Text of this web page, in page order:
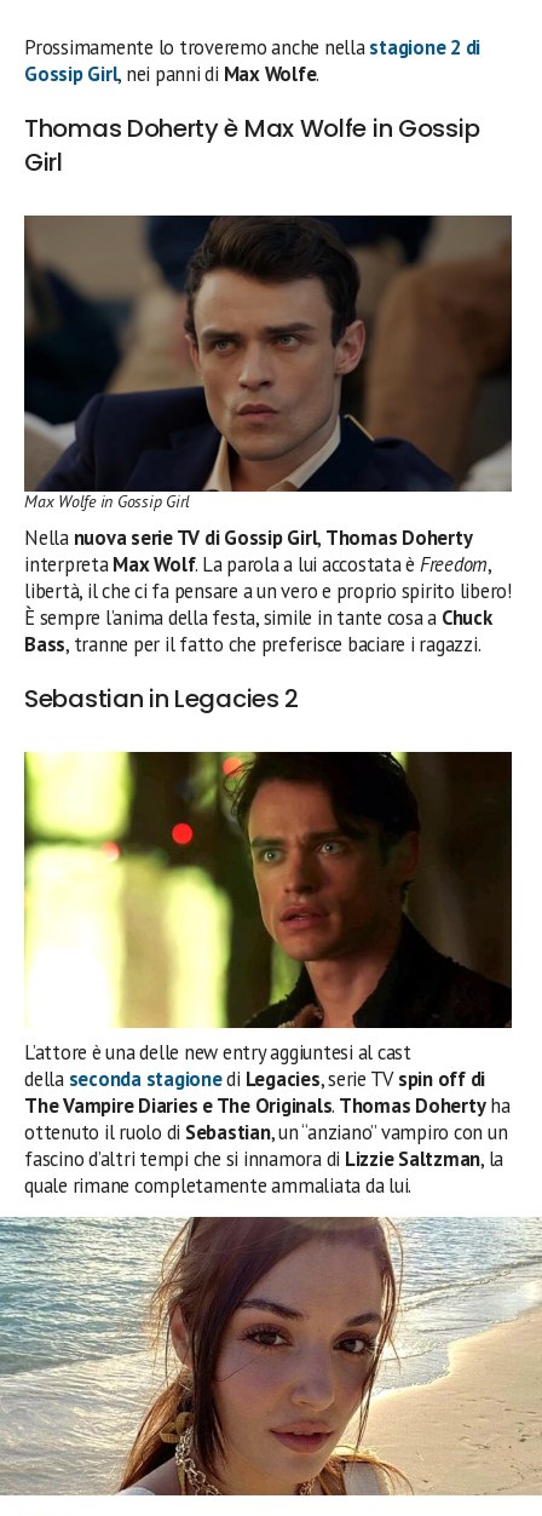
Prossimamente lo troveremo anche nellastagione 2 di
Gossip Girl, nei panni di Max Wolfe.
Thomas Doherty è Max Wolfe in Gossip
Girl
Max Wolfe in Gossip Girl
Nella nuova serie TV di Gossip Girl, Thomas Doherty
interpretaMax Wolf. La parola a lui accostata è Freedom,
libertà, il che ci fa pensare a un vero e proprio spirito libero!
È sempre l’anima della festa, simile in tante cosa a Chuck
Bass, tranne per il fatto che preferisce baciare i ragazzi.
Sebastian in Legacies 2
L’attore è una delle new entry aggiuntesi al cast
della seconda stagionedi Legacies, serie TVspin off di
The Vampire Diaries e The Originals. Thomas Dohertyha
ottenuto il ruolo di Sebastian, un “anziano” vampiro con un
fascino d’altri tempi che si innamora di Lizzie Saltzman, la
quale rimane completamente ammaliata da lui.